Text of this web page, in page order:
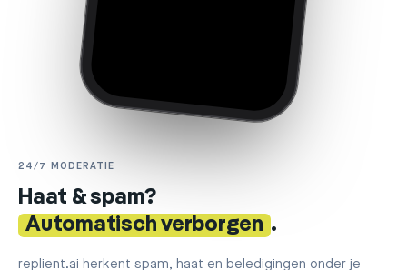
24/7 MODERATIE
Haat & spam?
Automatisch verborgen .
replient.ai herkent spam, haat en beledigingen onder je